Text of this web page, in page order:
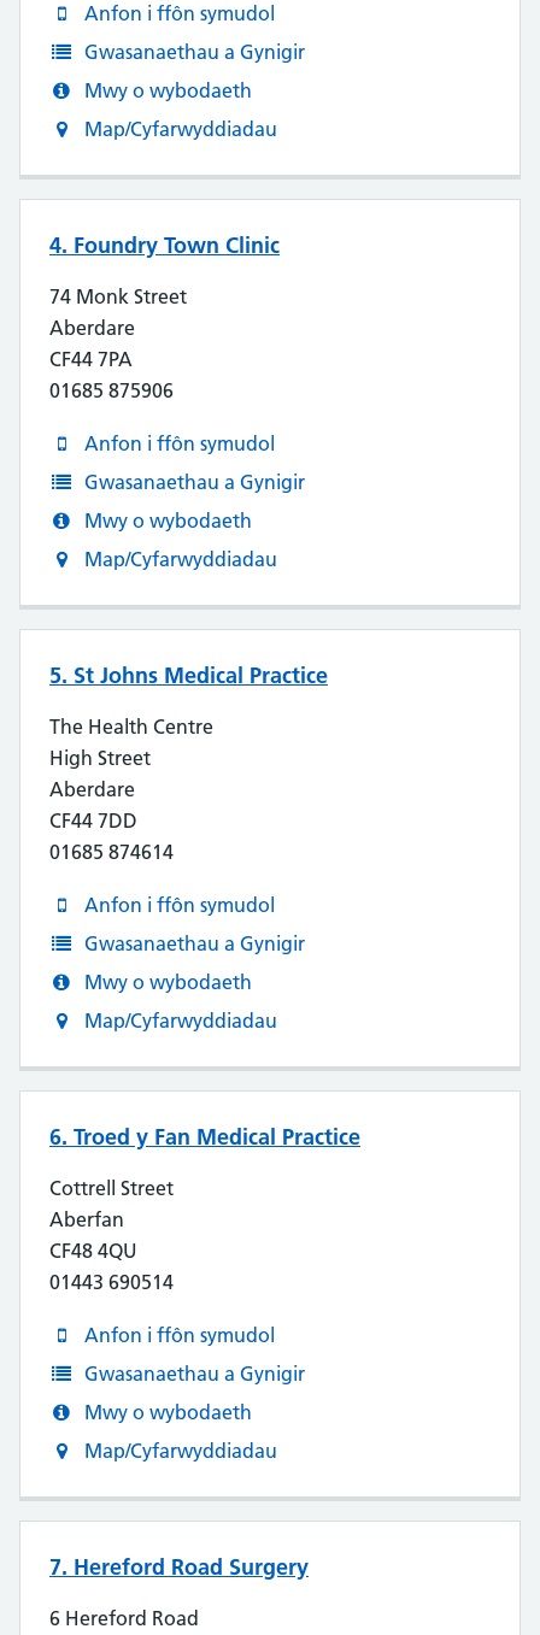
Anfon i ffôn symudol
Gwasanaethau a Gynigir
Mwy o wybodaeth
Map/Cyfarwyddiadau
4. Foundry Town Clinic
74 Monk Street
Aberdare
CF44 7PA
01685 875906
Anfon i ffôn symudol
Gwasanaethau a Gynigir
Mwy o wybodaeth
Map/Cyfarwyddiadau
5. St Johns Medical Practice
The Health Centre
High Street
Aberdare
CF44 7DD
01685 874614
Anfon i ffôn symudol
Gwasanaethau a Gynigir
Mwy o wybodaeth
Map/Cyfarwyddiadau
6. Troed y Fan Medical Practice
Cottrell Street
Aberfan
CF48 4QU
01443 690514
Anfon i ffôn symudol
Gwasanaethau a Gynigir
Mwy o wybodaeth
Map/Cyfarwyddiadau
7. Hereford Road Surgery
6 Hereford Road